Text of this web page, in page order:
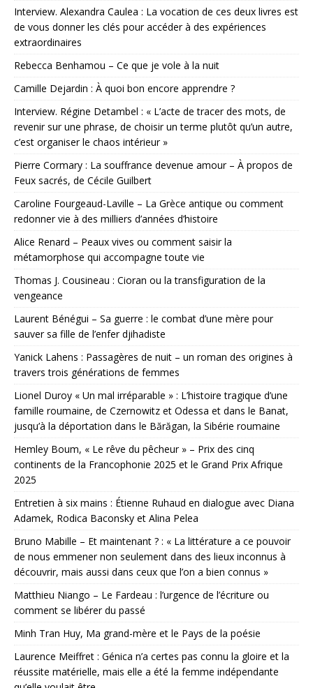
Interview. Alexandra Caulea : La vocation de ces deux livres est
de vous donner les clés pour accéder à des expériences
extraordinaires
Rebecca Benhamou – Ce que je vole à la nuit
Camille Dejardin : À quoi bon encore apprendre ?
Interview. Régine Detambel : « L’acte de tracer des mots, de
revenir sur une phrase, de choisir un terme plutôt qu’un autre,
c’est organiser le chaos intérieur »
Pierre Cormary : La souffrance devenue amour – À propos de
Feux sacrés, de Cécile Guilbert
Caroline Fourgeaud-Laville – La Grèce antique ou comment
redonner vie à des milliers d’années d’histoire
Alice Renard – Peaux vives ou comment saisir la
métamorphose qui accompagne toute vie
Thomas J. Cousineau : Cioran ou la transfiguration de la
vengeance
Laurent Bénégui – Sa guerre : le combat d’une mère pour
sauver sa fille de l’enfer djihadiste
Yanick Lahens : Passagères de nuit – un roman des origines à
travers trois générations de femmes
Lionel Duroy « Un mal irréparable » : L’histoire tragique d’une
famille roumaine, de Czernowitz et Odessa et dans le Banat,
jusqu’à la déportation dans le Bărăgan, la Sibérie roumaine
Hemley Boum, « Le rêve du pêcheur » – Prix des cinq
continents de la Francophonie 2025 et le Grand Prix Afrique
2025
Entretien à six mains : Étienne Ruhaud en dialogue avec Diana
Adamek, Rodica Baconsky et Alina Pelea
Bruno Mabille – Et maintenant ? : « La littérature a ce pouvoir
de nous emmener non seulement dans des lieux inconnus à
découvrir, mais aussi dans ceux que l’on a bien connus »
Matthieu Niango – Le Fardeau : l’urgence de l’écriture ou
comment se libérer du passé
Minh Tran Huy, Ma grand-mère et le Pays de la poésie
Laurence Meiffret : Génica n’a certes pas connu la gloire et la
réussite matérielle, mais elle a été la femme indépendante